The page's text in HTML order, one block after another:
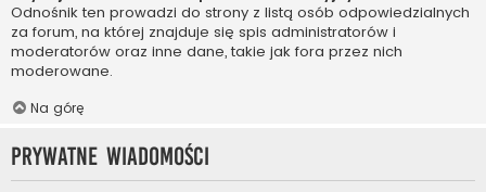
Odnośnik ten prowadzi do strony z listą osób odpowiedzialnych
za forum, na której znajduje się spis administratorów i
moderatorów oraz inne dane, takie jak fora przez nich
moderowane.
Na górę
Prywatne wiadomości